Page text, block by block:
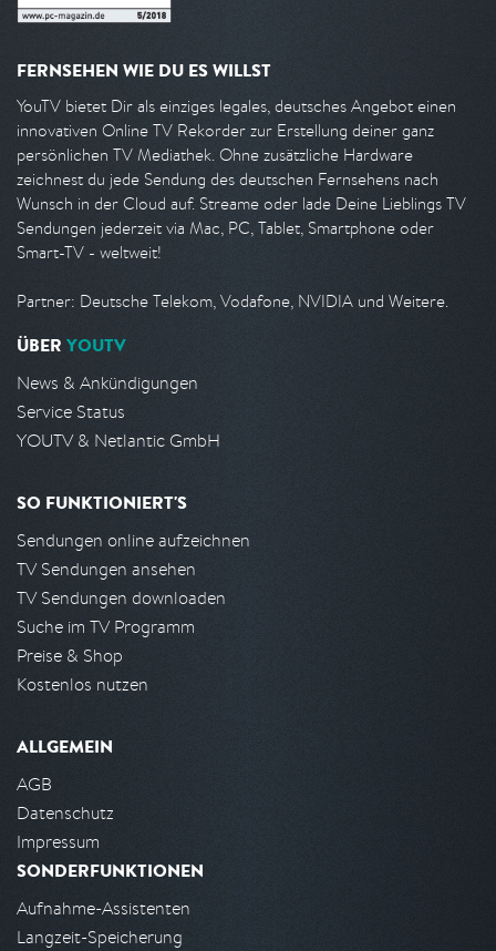
FERNSEHEN WIE DU ES WILLST
YouTV bietet Dir als einziges legales, deutsches Angebot einen
innovativen Online TV Rekorder zur Erstellung deiner ganz
persönlichen TV Mediathek. Ohne zusätzliche Hardware
zeichnest du jede Sendung des deutschen Fernsehens nach
Wunsch in der Cloud auf. Streame oder lade Deine Lieblings TV
Sendungen jederzeit via Mac, PC, Tablet, Smartphone oder
Smart-TV - weltweit!
Partner: Deutsche Telekom, Vodafone, NVIDIA und Weitere.
ÜBER YOUTV
News & Ankündigungen
Service Status
YOUTV & Netlantic GmbH
SO FUNKTIONIERT'S
Sendungen online aufzeichnen
TV Sendungen ansehen
TV Sendungen downloaden
Suche im TV Programm
Preise & Shop
Kostenlos nutzen
ALLGEMEIN
AGB
Datenschutz
Impressum
SONDERFUNKTIONEN
Aufnahme-Assistenten
Langzeit-Speicherung